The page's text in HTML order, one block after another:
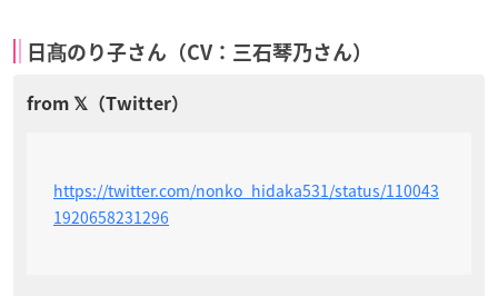
日髙のり子さん（CV：三石琴乃さん）
https://twitter.com/nonko_hidaka531/status/110043
1920658231296